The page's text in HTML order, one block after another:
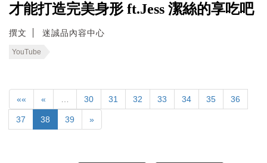
才能打造完美身形 ft.Jess 潔絲的享吃吧
撰文 迷誠品內容中心
YouTube
«« « 30 31 32 33 34 35 36
37 38 39 »